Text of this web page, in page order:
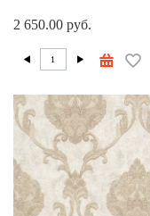
2 650.00 руб.